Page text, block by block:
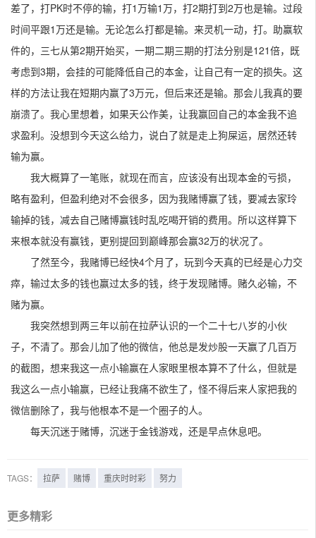
差了，打PK时不停的输，打1万输1万，打2期打到2万也是输。过段
时间平跟1万还是输。无论怎么打都是输。来灵机一动，打。助赢软
件的，三七从第2期开始买，一期二期三期的打法分别是121倍，既
考虑到3期，会挂的可能降低自己的本金，让自己有一定的损失。这
样的方法让我在短期内赢了3万元，但后来还是输。那会儿我真的要
崩溃了。我心里想着，如果天公作美，让我赢回自己的本金我不追
求盈利。没想到今天这么给力，说白了就是走上狗屎运，居然还转
输为赢。
我大概算了一笔账，就现在而言，应该没有出现本金的亏损，
略有盈利，但盈利绝对不会很多，因为我赌博赢了钱，要减去家玲
输掉的钱，减去自己赌博赢钱时乱吃喝开销的费用。所以这样算下
来根本就没有赢钱，更别提回到巅峰那会赢32万的状况了。
了然至今，我赌博已经快4个月了，玩到今天真的已经是心力交
瘁，输过太多的钱也赢过太多的钱，终于发现赌博。赌久必输，不
赌为赢。
我突然想到两三年以前在拉萨认识的一个二十七八岁的小伙
子，不清了。那会儿加了他的微信，他总是发炒股一天赢了几百万
的截图，想来我这一点小输赢在人家眼里根本算不了什么，但就是
我这么一点小输赢，已经让我痛不欲生了，怪不得后来人家把我的
微信删除了，我与他根本不是一个圈子的人。
每天沉迷于赌博，沉迷于金钱游戏，还是早点休息吧。
TAGS： 拉萨 赌博 重庆时时彩 努力
更多精彩